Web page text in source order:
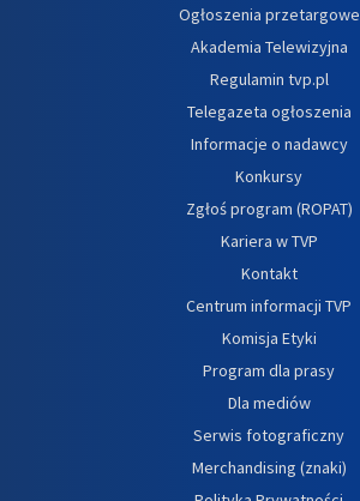
Ogłoszenia przetargowe
Akademia Telewizyjna
Regulamin tvp.pl
Telegazeta ogłoszenia
Informacje o nadawcy
Konkursy
Zgłoś program (ROPAT)
Kariera w TVP
Kontakt
Centrum informacji TVP
Komisja Etyki
Program dla prasy
Dla mediów
Serwis fotograficzny
Merchandising (znaki)